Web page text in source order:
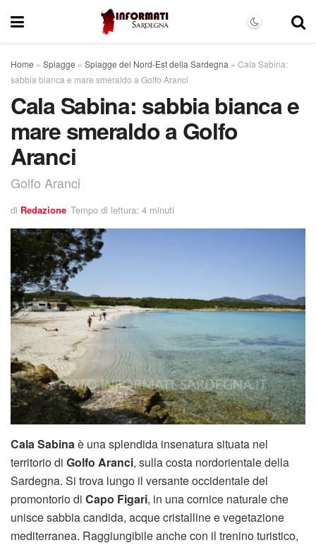
Home » Spiagge » Spiagge del Nord-Est della Sardegna » Cala Sabina:
sabbia bianca e mare smeraldo a Golfo Aranci
Cala Sabina: sabbia bianca e
mare smeraldo a Golfo
Aranci
Golfo Aranci
di Redazione Tempo di lettura: 4 minuti
Cala Sabinaè una splendida insenatura situata nel
territorio di Golfo Aranci, sulla costa nordorientale della
Sardegna. Si trova lungo il versante occidentale del
promontorio di Capo Figari, in una cornice naturale che
unisce sabbia candida, acque cristalline e vegetazione
mediterranea. Raggiungibile anche con il trenino turistico,